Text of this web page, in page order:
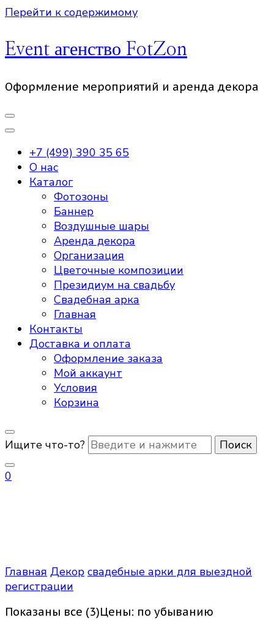
Перейти к содержимому
Event агенство FotZon
Оформление мероприятий и аренда декора
+7 (499) 390 35 65
О нас
Каталог
Фотозоны
Баннер
Воздушные шары
Аренда декора
Организация
Цветочные композиции
Президиум на свадьбу
Свадебная арка
Главная
Контакты
Доставка и оплата
Оформление заказа
Мой аккаунт
Условия
Корзина
Ищите что-то?
0
Главная Декор свадебные арки для выездной
регистрации
Показаны все (3)Цены: по убыванию